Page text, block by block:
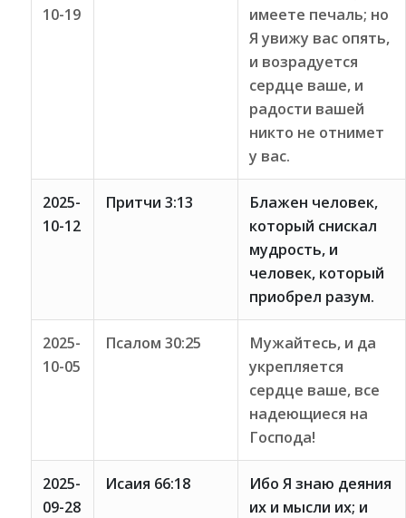
10-19
имеете печаль; но
Я увижу вас опять,
и возрадуется
сердце ваше, и
радости вашей
никто не отнимет
у вас.
2025-
10-12
Притчи 3:13
Блажен человек,
который снискал
мудрость, и
человек, который
приобрел разум.
2025-
10-05
Псалом 30:25
Мужайтесь, и да
укрепляется
сердце ваше, все
надеющиеся на
Господа!
2025-
09-28
Исаия 66:18
Ибо Я знаю деяния
их и мысли их; и